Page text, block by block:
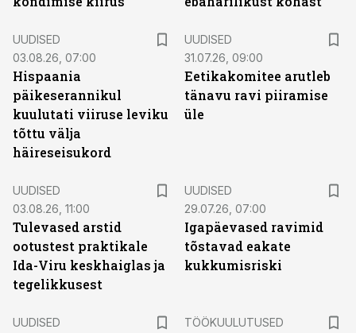
UUDISED
03.08.26, 07:00
Hispaania
päikeserannikul
kuulutati viiruse leviku
tõttu välja
häireseisukord
UUDISED
31.07.26, 09:00
Eetikakomitee arutleb
tänavu ravi piiramise
üle
UUDISED
03.08.26, 11:00
Tulevased arstid
ootustest praktikale
Ida-Viru keskhaiglas ja
tegelikkusest
UUDISED
29.07.26, 07:00
Igapäevased ravimid
tõstavad eakate
kukkumisriski
UUDISED
TÖÖKUULUTUSED